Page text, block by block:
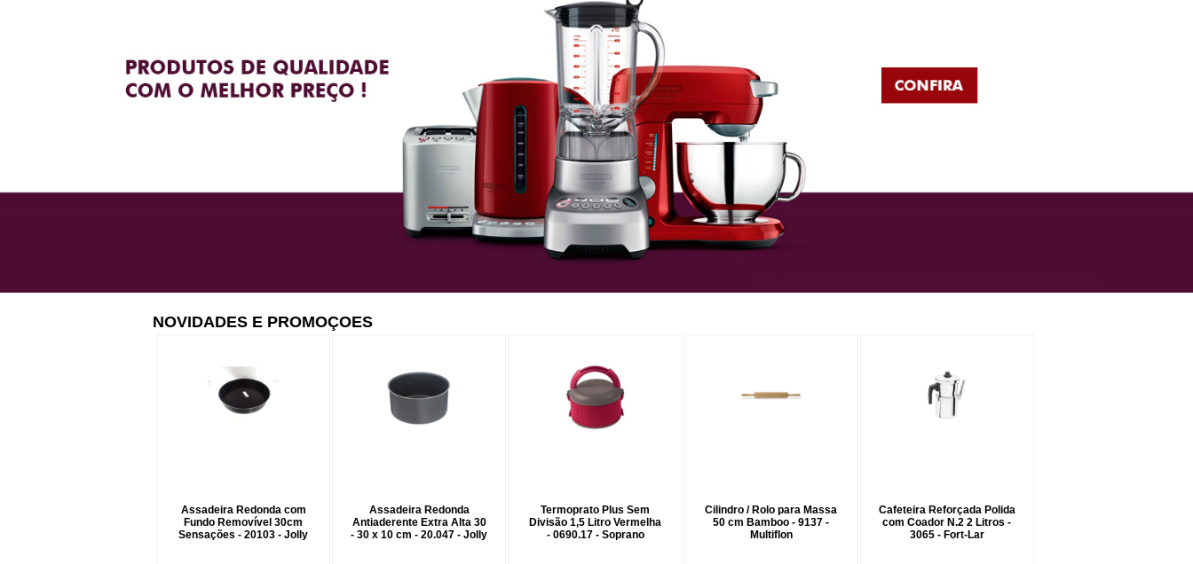
NOVIDADES E PROMOÇOES
Assadeira Redonda com
Fundo Removível 30cm
Sensações - 20103 - Jolly
Assadeira Redonda
Antiaderente Extra Alta 30
- 30 x 10 cm - 20.047 - Jolly
Termoprato Plus Sem
Divisão 1,5 Litro Vermelha
- 0690.17 - Soprano
Cilindro / Rolo para Massa
50 cm Bamboo - 9137 -
Multiflon
Cafeteira Reforçada Polida
com Coador N.2 2 Litros -
3065 - Fort-Lar